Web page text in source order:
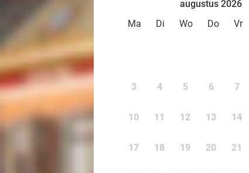
augustus 2026
Ma
Di Wo Do Vr
3 4 5 6 7
10 11 12 13 14
17 18 19 20 21